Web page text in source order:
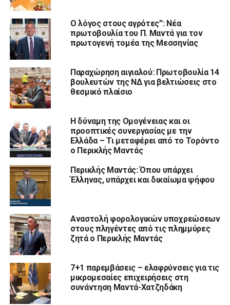
Ο λόγος στους αγρότες”: Νέα
πρωτοβουλία του Π. Μαντά για τον
πρωτογενή τομέα της Μεσσηνίας
Παραχώρηση αιγιαλού: Πρωτοβουλία 14
βουλευτών της ΝΔ για βελτιώσεις στο
θεσμικό πλαίσιο
Η δύναμη της Ομογένειας και οι
προοπτικές συνεργασίας με την
Ελλάδα – Τι μεταφέρει από το Τορόντο
ο Περικλής Μαντάς
Περικλής Μαντάς: Όπου υπάρχει
Έλληνας, υπάρχει και δικαίωμα ψήφου
Αναστολή φορολογικών υποχρεώσεων
στους πληγέντες από τις πλημμύρες
ζητά ο Περικλής Μαντάς
7+1 παρεμβάσεις – ελαφρύνσεις για τις
μικρομεσαίες επιχειρήσεις στη
συνάντηση Μαντά-Χατζηδάκη